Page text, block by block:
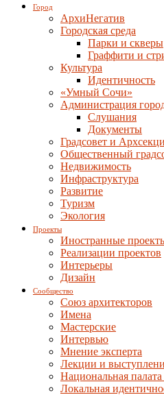
Город
АрхиНегатив
Городская среда
Парки и скверы
Граффити и
Культура
Идентичность
«Умный Сочи»
Администрация
Слушания
Документы
Градсовет и
Общественный
Недвижимость
Инфраструктура
Развитие
Туризм
Экология
Проекты
Иностранные
Реализации проектов
Интерьеры
Дизайн
Сообщество
Союз архитекторов
Имена
Мастерские
Интервью
Мнение эксперта
Лекции и
Национальная палата
Локальная